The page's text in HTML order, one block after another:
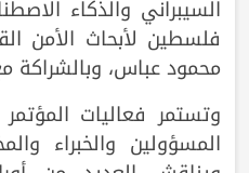
السيبراني والذكاء
فلسطين لأبحاث الأمن
محمود عباس، وبالشراكة
وتستمر فعاليات
المسؤولين والخبراء